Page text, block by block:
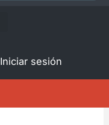
Iniciar sesión